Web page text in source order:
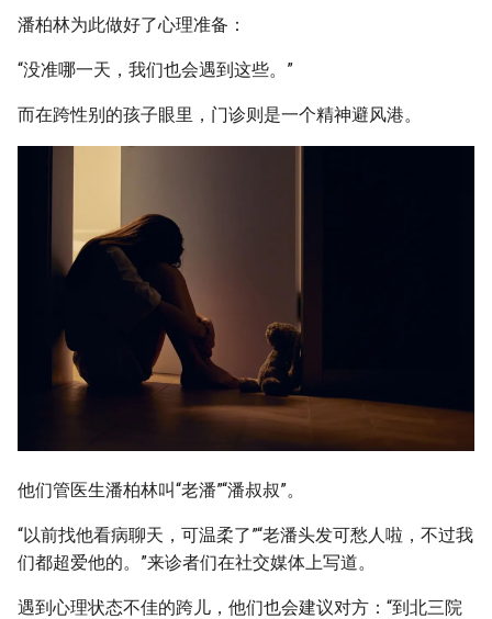
潘柏林为此做好了心理准备：
“没准哪一天，我们也会遇到这些。”
而在跨性别的孩子眼里，门诊则是一个精神避风港。
他们管医生潘柏林叫“老潘”“潘叔叔”。
“以前找他看病聊天，可温柔了”“老潘头发可愁人啦，不过我
们都超爱他的。”来诊者们在社交媒体上写道。
遇到心理状态不佳的跨儿，他们也会建议对方：“到北三院